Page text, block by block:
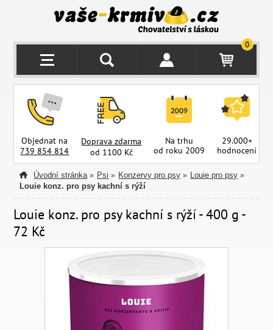
0
Objednat na
739 854 814
Doprava zdarma
od 1100 Kč
Na trhu
od roku 2009
29.000+
hodnocení
Úvodní stránka » Psi » Konzervy pro psy » Louie pro psy »
Louie konz. pro psy kachní s rýží
Louie konz. pro psy kachní s rýží - 400 g -
72 Kč